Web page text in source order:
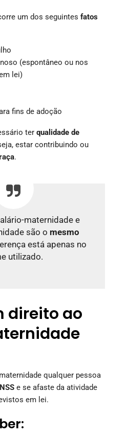
um dos seguintes fatos
(espontâneo ou nos
lei)
fins de adoção
ter qualidade de
estar contribuindo ou
.
maternidade e
são o mesmo
está apenas no
utilizado.
direito ao
qualquer pessoa
e se afaste da atividade
em lei.